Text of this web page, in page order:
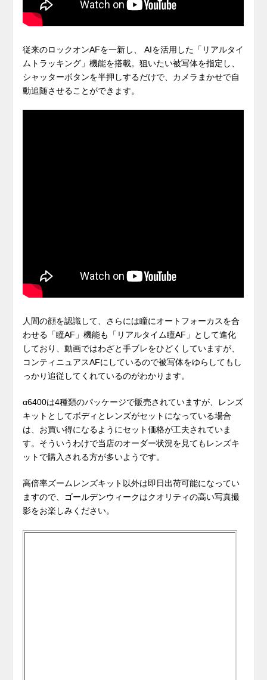
従来のロックオンAFを一新し、 AIを活用した「リアルタイ
ムトラッキング」機能を搭載。狙いたい被写体を指定し、
シャッターボタンを半押しするだけで、カメラまかせで自
動追随させることができます。
人間の顔を認識して、さらには瞳にオートフォーカスを合
わせる「瞳AF」機能も「リアルタイム瞳AF」として進化
しており、動画ではわざと手ブレをひどくしていますが、
コンティニュアスAFにしているので被写体をゆらしてもし
っかり追従してくれているのがわかります。
α6400は4種類のパッケージで販売されていますが、レンズ
キットとしてボディとレンズがセットになっている場合
は、お買い得になるようにセット価格が工夫されていま
す。そういうわけで当店のオーダー状況を見てもレンズキ
ットで購入される方が多いようです。
高倍率ズームレンズキット以外は即日出荷可能になってい
ますので、ゴールデンウィークはクオリティの高い写真撮
影をお楽しみください。